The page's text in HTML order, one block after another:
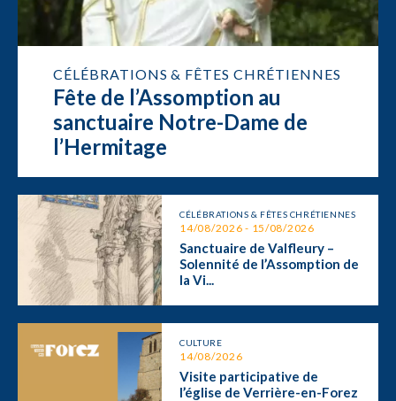
CÉLÉBRATIONS & FÊTES CHRÉTIENNES
Fête de l’Assomption au
sanctuaire Notre-Dame de
l’Hermitage
CÉLÉBRATIONS & FÊTES CHRÉTIENNES
14/08/2026 - 15/08/2026
Sanctuaire de Valfleury –
Solennité de l’Assomption de
la Vi...
CULTURE
14/08/2026
Visite participative de
l’église de Verrière-en-Forez